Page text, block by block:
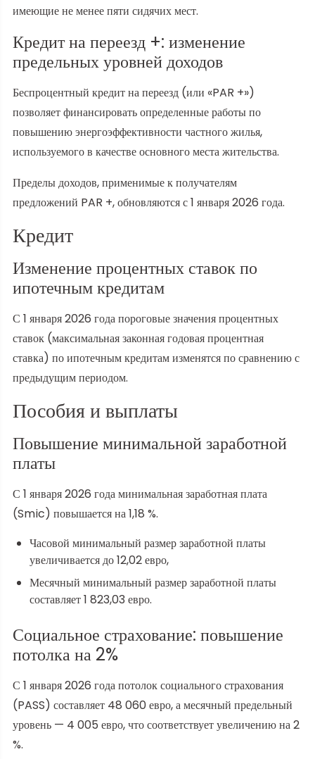
имеющие не менее пяти сидячих мест.
Кредит на переезд +: изменение
предельных уровней доходов
Беспроцентный кредит на переезд (или «PAR +»)
позволяет финансировать определенные работы по
повышению энергоэффективности частного жилья,
используемого в качестве основного места жительства.
Пределы доходов, применимые к получателям
предложений PAR +, обновляются с 1 января 2026 года.
Кредит
Изменение процентных ставок по
ипотечным кредитам
С 1 января 2026 года пороговые значения процентных
ставок (максимальная законная годовая процентная
ставка) по ипотечным кредитам изменятся по сравнению с
предыдущим периодом.
Пособия и выплаты
Повышение минимальной заработной
платы
С 1 января 2026 года минимальная заработная плата
(Smic) повышается на 1,18 %.
Часовой минимальный размер заработной платы
увеличивается до 12,02 евро,
Месячный минимальный размер заработной платы
составляет 1 823,03 евро.
Социальное страхование: повышение
потолка на 2%
С 1 января 2026 года потолок социального страхования
(PASS) составляет 48 060 евро, а месячный предельный
уровень — 4 005 евро, что соответствует увеличению на 2
%.